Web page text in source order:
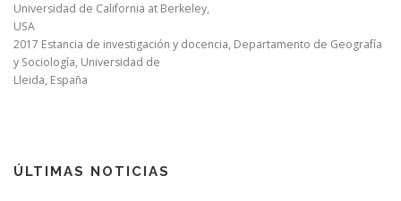
Universidad de California at Berkeley,
USA
2017 Estancia de investigación y docencia, Departamento de Geografía
y Sociología, Universidad de
Lleida, España
ÚLTIMAS NOTICIAS